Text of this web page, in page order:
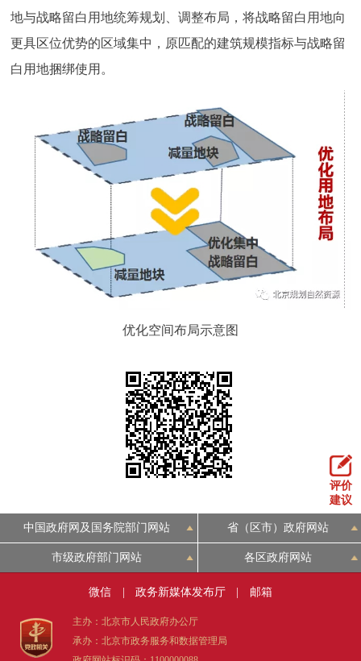
地与战略留白用地统筹规划、调整布局，将战略留白用地向
更具区位优势的区域集中，原匹配的建筑规模指标与战略留
白用地捆绑使用。
优化空间布局示意图
评价
建议
中国政府网及国务院部门网站 省（区市）政府网站
市级政府部门网站 各区政府网站
微信 政务新媒体发布厅 邮箱
主办：北京市人民政府办公厅
承办：北京市政务服务和数据管理局